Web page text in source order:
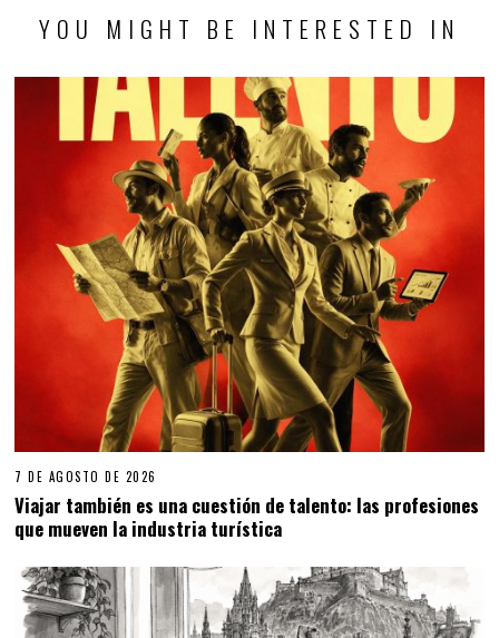
YOU MIGHT BE INTERESTED IN
7 DE AGOSTO DE 2026
Viajar también es una cuestión de talento: las profesiones
que mueven la industria turística